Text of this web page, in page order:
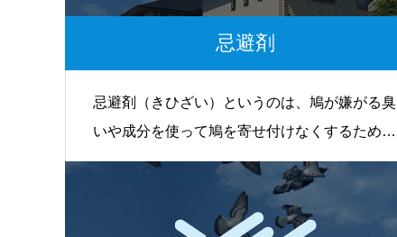
忌避剤
忌避剤（きひざい）というのは、鳩が嫌がる臭
いや成分を使って鳩を寄せ付けなくするための
薬剤で、様々なタイプのものがあります。